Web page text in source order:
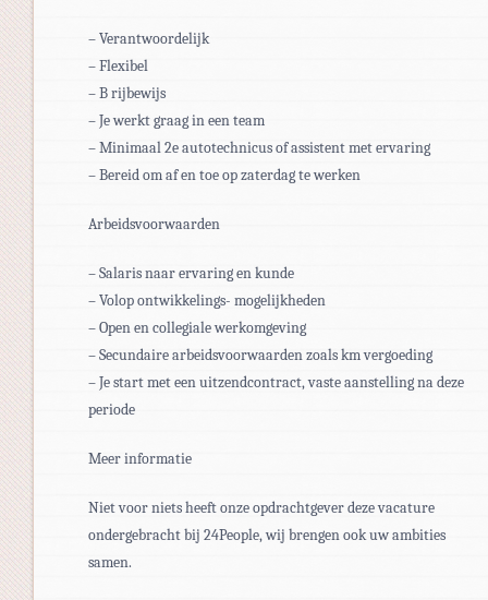
– Verantwoordelijk
– Flexibel
– B rijbewijs
– Je werkt graag in een team
– Minimaal 2e autotechnicus of assistent met ervaring
– Bereid om af en toe op zaterdag te werken
Arbeidsvoorwaarden
– Salaris naar ervaring en kunde
– Volop ontwikkelings- mogelijkheden
– Open en collegiale werkomgeving
– Secundaire arbeidsvoorwaarden zoals km vergoeding
– Je start met een uitzendcontract, vaste aanstelling na deze
periode
Meer informatie
Niet voor niets heeft onze opdrachtgever deze vacature
ondergebracht bij 24People, wij brengen ook uw ambities
samen.